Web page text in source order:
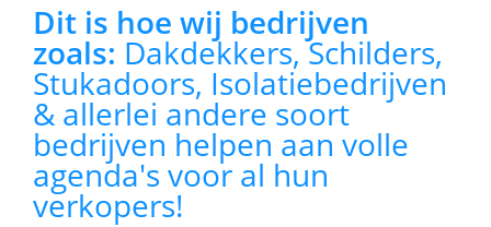
Dit is hoe wij bedrijven
zoals: Dakdekkers, Schilders,
Stukadoors, Isolatiebedrijven
& allerlei andere soort
bedrijven helpen aan volle
agenda's voor al hun
verkopers!